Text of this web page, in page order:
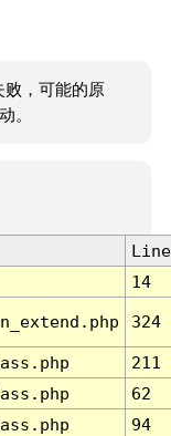
败，可能的原
。
Line
14
324
211
62
94